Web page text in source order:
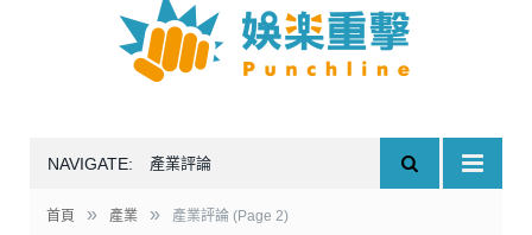
NAVIGATE: 產業評論
首頁 » 產業 » 產業評論 (Page 2)